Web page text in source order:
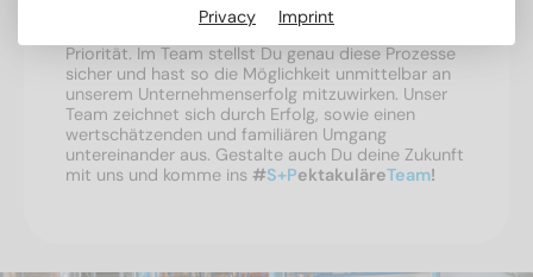
reibungsloser Warenfluss und eine hohe
Verfügbarkeit unserer Produkte die oberste
Priorität. Im Team stellst Du genau diese Prozesse
sicher und hast so die Möglichkeit unmittelbar an
unserem Unternehmenserfolg mitzuwirken. Unser
Team zeichnet sich durch Erfolg, sowie einen
wertschätzenden und familiären Umgang
untereinander aus. Gestalte auch Du deine Zukunft
mit uns und komme ins #S+PektakuläreTeam!
Privacy Imprint